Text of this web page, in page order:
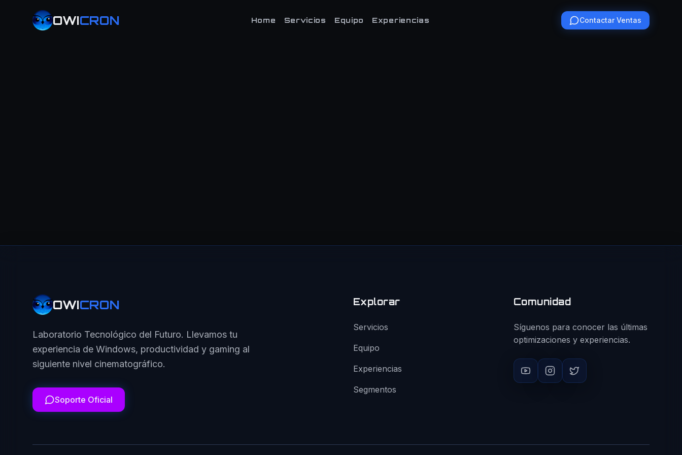
OWICRON Home Servicios Equipo Experiencias Contactar Ventas
OWICRON
Laboratorio Tecnológico del Futuro. Llevamos tu
experiencia de Windows, productividad y gaming al
siguiente nivel cinematográfico.
Soporte Oficial
Explorar
Servicios
Equipo
Experiencias
Segmentos
Comunidad
Síguenos para conocer las últimas
optimizaciones y experiencias.